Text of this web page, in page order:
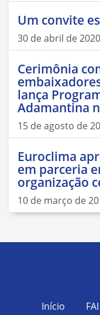
Um convite
30 de abril de 2020
Cerimônia
lança
Adamantina
15 de agosto de
Euroclima
em parceria
organização
10 de março de
Início FAI